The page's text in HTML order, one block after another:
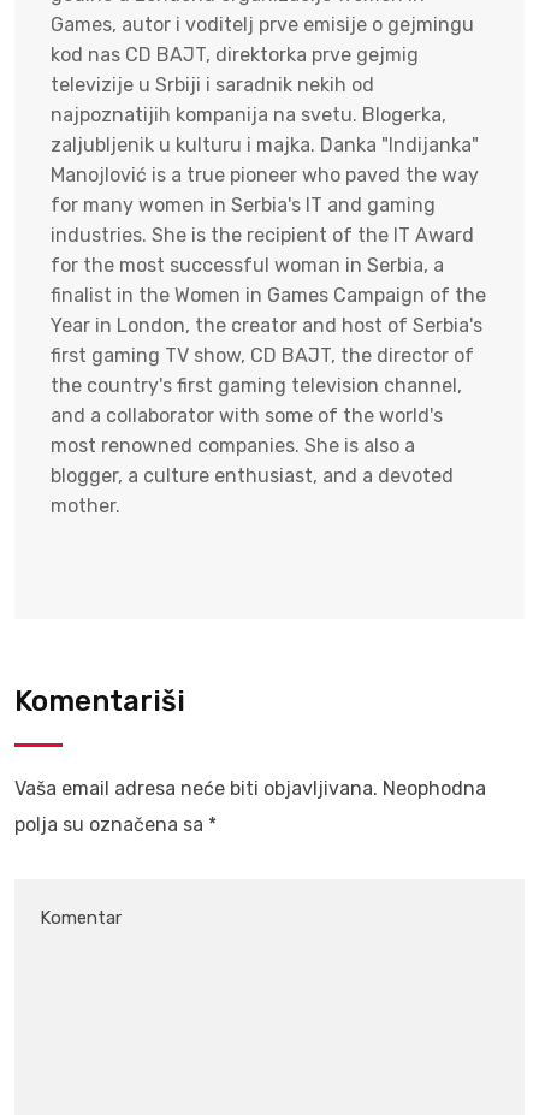
Games, autor i voditelj prve emisije o gejmingu
kod nas CD BAJT, direktorka prve gejmig
televizije u Srbiji i saradnik nekih od
najpoznatijih kompanija na svetu. Blogerka,
zaljubljenik u kulturu i majka. Danka "Indijanka"
Manojlović is a true pioneer who paved the way
for many women in Serbia's IT and gaming
industries. She is the recipient of the IT Award
for the most successful woman in Serbia, a
finalist in the Women in Games Campaign of the
Year in London, the creator and host of Serbia's
first gaming TV show, CD BAJT, the director of
the country's first gaming television channel,
and a collaborator with some of the world's
most renowned companies. She is also a
blogger, a culture enthusiast, and a devoted
mother.
Komentariši
Vaša email adresa neće biti objavljivana. Neophodna
polja su označena sa *